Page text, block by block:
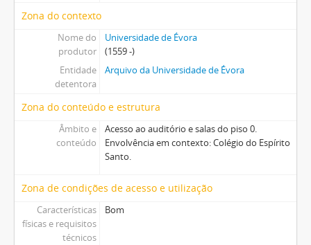
Zona do contexto
Nome do
produtor
Universidade de Évora
(1559 -)
Entidade
detentora
Arquivo da Universidade de Évora
Zona do conteúdo e estrutura
Âmbito e
conteúdo
Acesso ao auditório e salas do piso 0.
Envolvência em contexto: Colégio do Espírito
Santo.
Zona de condições de acesso e utilização
Características
físicas e requisitos
técnicos
Bom